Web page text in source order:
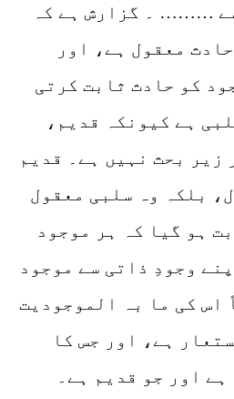
سے ……… ۔ گزارش ہے کہ
معقول ہے، اور
کو حادث ثابت کرتی
ہے کیونکہ قدیم،
زیر بحث نہیں ہے۔ قدیم
بلکہ وہ سلبی معقول
ہو گیا کہ ہر موجود
وجودِ ذاتی سے موجود
اس کی ما بہ الموجودیت
ہے، اور جس کا
اور جو قدیم ہے۔